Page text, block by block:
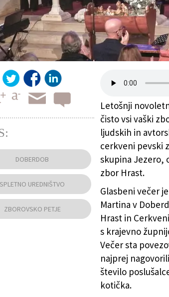
MePZ Hrast doma vodil Aleš Lavrenčič
Letošnji
čisto vsi vaški
ljudskih in
cerkveni pevski
skupina Jezero,
zbor Hrast.
Glasbeni večer
Martina v
Hrast in
s krajevno
Večer sta
najprej
število
kotička.
DOBERDOB
SPLETNO UREDNIŠTVO
ZBOROVSKO PETJE